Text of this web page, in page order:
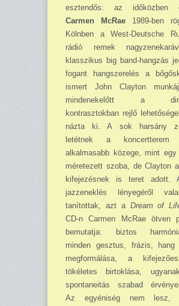
esztendős: az időköz­ben
Carmen McRae 1989-ben
Kölnben a West-Deutsche
rádió remek
klasszikus big band-hangzás
fogant hangszerelés a
ismert John Clayton
minde­nekelőtt a
kontrasztokban rejlő
názta ki. A sok harsány
letétnek a koncertterem
alkalmasabb köze­ge, mint egy
méretezett szoba, de Clayton
kifejezésnek is teret adott.
jazzeneklés lénye­géről
tanítottak, azt a Dream of
CD-n Car­men McRae ötven
be­mutatja: biztos
minden gesztus, frázis, hang
megformálása, a
tökéletes birtoklása,
spontaneitás sza­bad
Az egyéni­ség nem lesz,